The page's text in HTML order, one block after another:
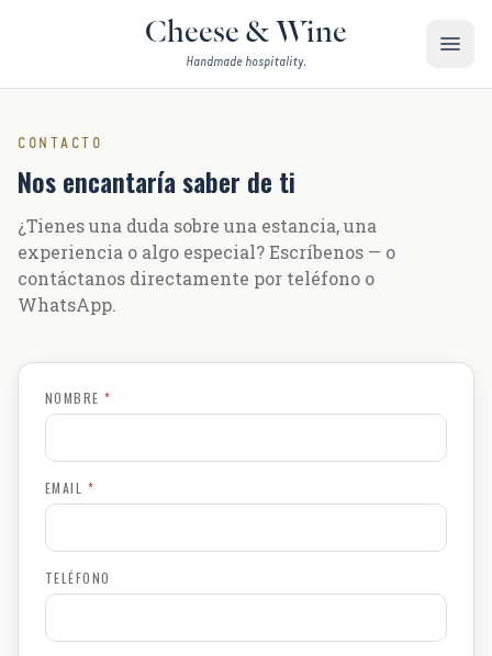
Cheese & Wine
Handmade hospitality.
CONTACTO
Nos encantaría saber de ti
¿Tienes una duda sobre una estancia, una
experiencia o algo especial? Escríbenos — o
contáctanos directamente por teléfono o
WhatsApp.
NOMBRE *
EMAIL *
TELÉFONO